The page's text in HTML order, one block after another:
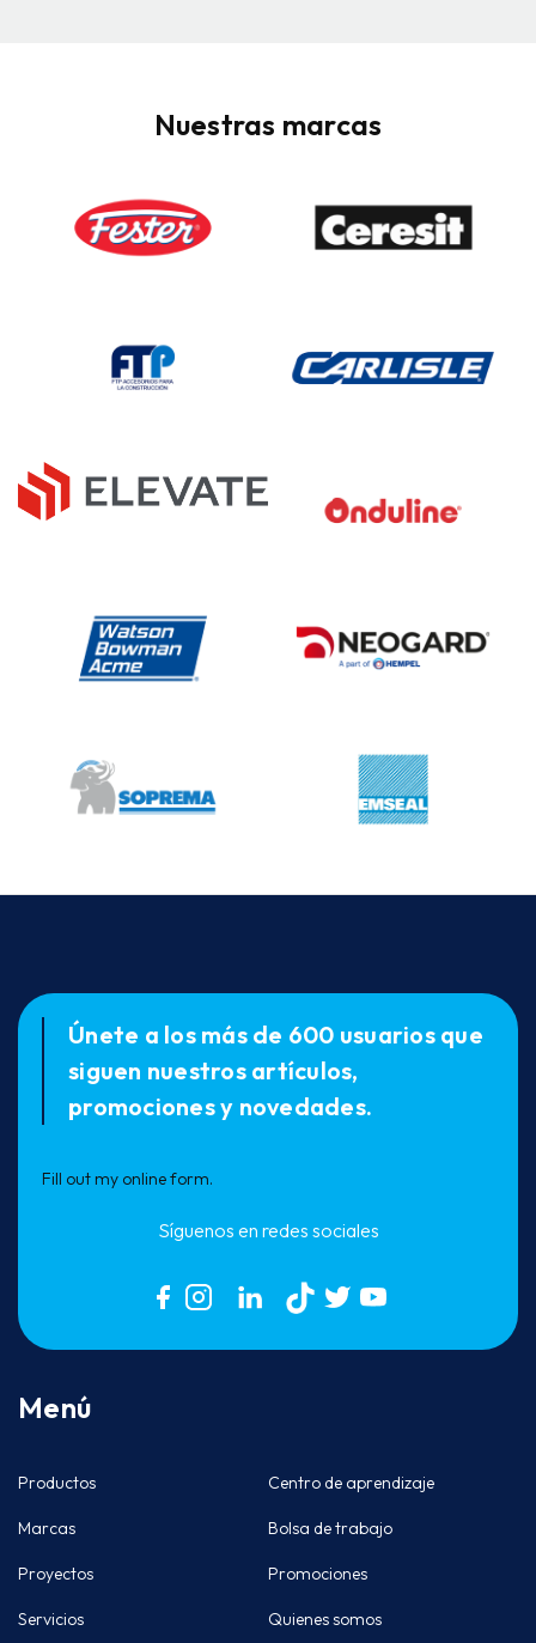
Nuestras marcas
Menú
Productos
Marcas
Proyectos
Servicios
Centro de aprendizaje
Bolsa de trabajo
Promociones
Quienes somos
Únete a los más de 600 usuarios que
siguen nuestros artículos,
promociones y novedades.
Fill out my online form.
Síguenos en redes sociales